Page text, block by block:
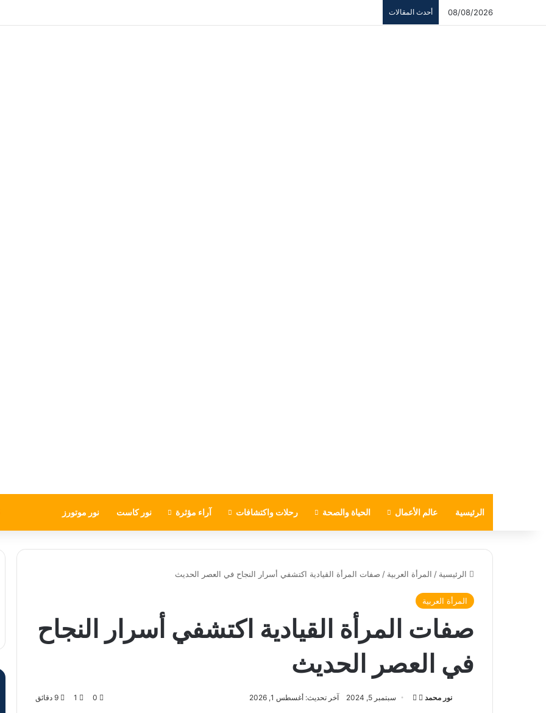
08/08/2026 أحدث المقالات
الرئيسية عالم الأعمال الحياة والصحة رحلات واكتشافات آراء مؤثرة نور كاست نور موتورز
الرئيسية / المرأة العربية / صفات المرأة القيادية اكتشفي أسرار النجاح في العصر الحديث
المرأة العربية
صفات المرأة القيادية اكتشفي أسرار النجاح
في العصر الحديث
نور محمد
ت
سبتمبر 5, 2024 آخر تحديث: أغسطس 1, 2026 0
1